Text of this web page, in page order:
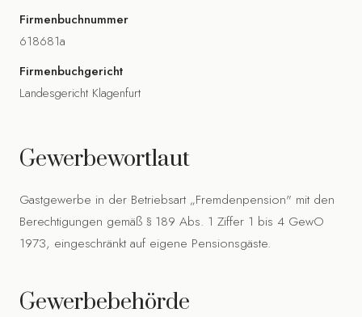
Firmenbuchnummer
618681a
Firmenbuchgericht
Landesgericht Klagenfurt
Gewerbewortlaut
Gastgewerbe in der Betriebsart „Fremdenpension" mit den
Berechtigungen gemäß § 189 Abs. 1 Ziffer 1 bis 4 GewO
1973, eingeschränkt auf eigene Pensionsgäste.
Gewerbebehörde